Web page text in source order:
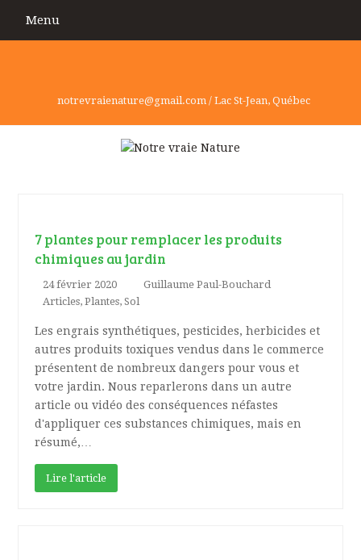
Menu
notrevraienature@gmail.com / Lac St-Jean, Québec
7 plantes pour remplacer les produits
chimiques au jardin
24 février 2020
Guillaume Paul-Bouchard
Articles,Plantes,Sol
Les engrais synthétiques, pesticides, herbicides et
autres produits toxiques vendus dans le commerce
présentent de nombreux dangers pour vous et
votre jardin. Nous reparlerons dans un autre
article ou vidéo des conséquences néfastes
d'appliquer ces substances chimiques, mais en
résumé,…
Lire l'article